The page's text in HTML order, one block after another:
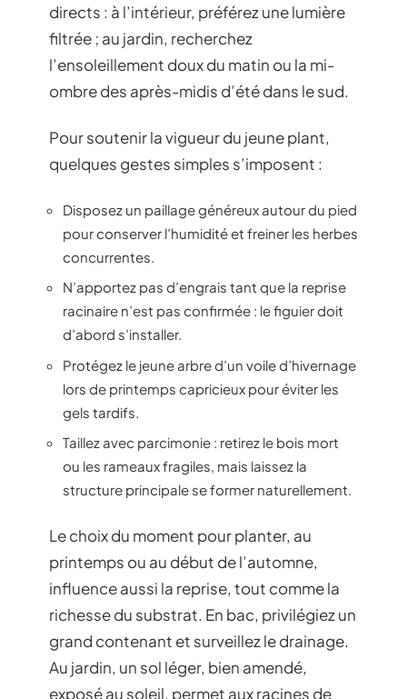
directs : à l’intérieur, préférez une lumière
filtrée ; au jardin, recherchez
l’ensoleillement doux du matin ou la mi-
ombre des après-midis d’été dans le sud.
Pour soutenir la vigueur du jeune plant,
quelques gestes simples s’imposent :
Disposez un paillage généreux autour du pied
pour conserver l’humidité et freiner les herbes
concurrentes.
N’apportez pas d’engrais tant que la reprise
racinaire n’est pas confirmée : le figuier doit
d’abord s’installer.
Protégez le jeune arbre d’un voile d’hivernage
lors de printemps capricieux pour éviter les
gels tardifs.
Taillez avec parcimonie : retirez le bois mort
ou les rameaux fragiles, mais laissez la
structure principale se former naturellement.
Le choix du moment pour planter, au
printemps ou au début de l’automne,
influence aussi la reprise, tout comme la
richesse du substrat. En bac, privilégiez un
grand contenant et surveillez le drainage.
Au jardin, un sol léger, bien amendé,
exposé au soleil, permet aux racines de